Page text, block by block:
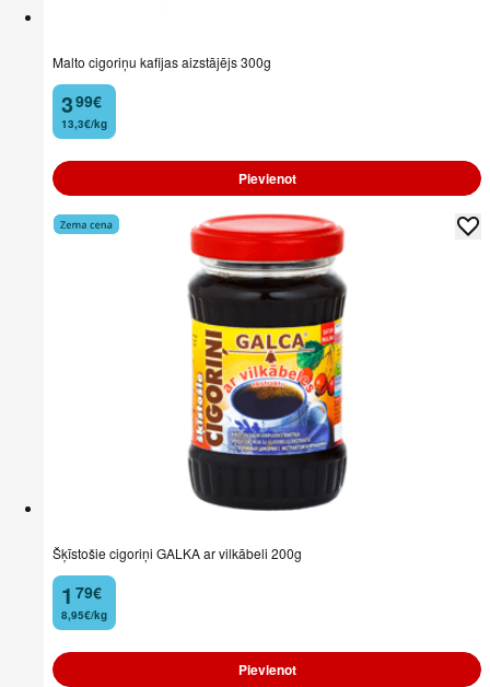
Malto cigoriņu kafijas aizstājējs 300g
3
. 99€
13,3€/kg
Pievienot
Šķīstošie cigoriņi GALKA ar vilkābeli 200g
1
. 79€
8,95€/kg
Pievienot